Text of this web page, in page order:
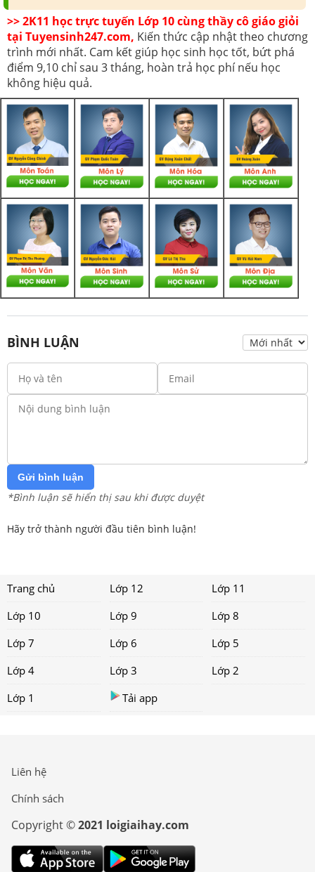
>> 2K11 học trực tuyến Lớp 10 cùng thầy cô giáo giỏi
tại Tuyensinh247.com, Kiến thức cập nhật theo chương
trình mới nhất. Cam kết giúp học sinh học tốt, bứt phá
điểm 9,10 chỉ sau 3 tháng, hoàn trả học phí nếu học
không hiệu quả.
BÌNH LUẬN
Gửi bình luận
*Bình luận sẽ hiển thị sau khi được duyệt
Hãy trở thành người đầu tiên bình luận!
Trang chủ Lớp 12
Lớp 11
Lớp 10
Lớp 9
Lớp 8
Lớp 7
Lớp 6
Lớp 5
Lớp 4
Lớp 3
Lớp 2
Lớp 1
Tải app
Liên hệ
Chính sách
Copyright ©2021 loigiaihay.com